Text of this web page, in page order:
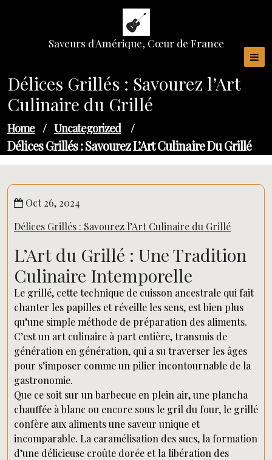
Saveurs d'Amérique, Cœur de France
Délices Grillés : Savourez l’Art
Culinaire du Grillé
Home / Uncategorized /
Délices Grillés : Savourez L’Art Culinaire Du Grillé
Oct 26, 2024
Délices Grillés : Savourez l’Art Culinaire du Grillé
L’Art du Grillé : Une Tradition
Culinaire Intemporelle
Le grillé, cette technique de cuisson ancestrale qui fait
chanter les papilles et réveille les sens, est bien plus
qu’une simple méthode de préparation des aliments.
C’est un art culinaire à part entière, transmis de
génération en génération, qui a su traverser les âges
pour s’imposer comme un pilier incontournable de la
gastronomie.
Que ce soit sur un barbecue en plein air, une plancha
chauffée à blanc ou encore sous le gril du four, le grillé
confère aux aliments une saveur unique et
incomparable. La caramélisation des sucs, la formation
d’une délicieuse croûte dorée et la libération des